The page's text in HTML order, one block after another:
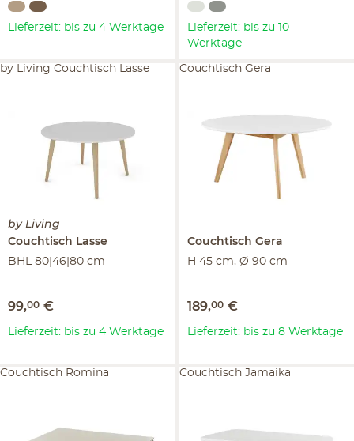
Lieferzeit: bis zu 4 Werktage
Lieferzeit: bis zu 10
Werktage
by Living
Couchtisch Lasse
BHL 80|46|80 cm
99,00 €
by Living Couchtisch Lasse
Lieferzeit: bis zu 4 Werktage
Couchtisch Gera
H 45 cm, Ø 90 cm
189,00 €
Couchtisch Gera
Lieferzeit: bis zu 8 Werktage
Couchtisch Romina Couchtisch Jamaika